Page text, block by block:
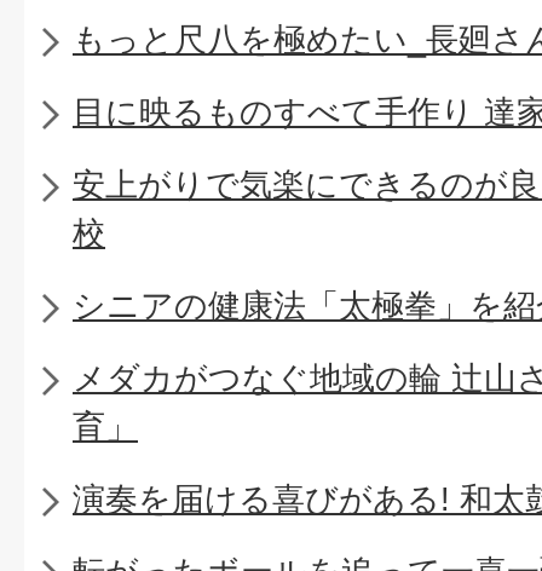
もっと尺八を極めたい_長廻さ
目に映るものすべて手作り 達
安上がりで気楽にできるのが
校
シニアの健康法「太極拳」を
メダカがつなぐ地域の輪 辻山
育」
演奏を届ける喜びがある! 和太